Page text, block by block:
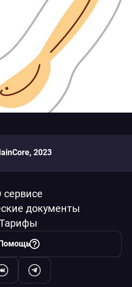
2023
сервисе
документы